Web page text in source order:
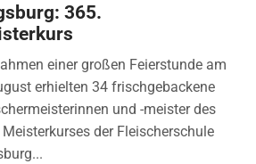
365.
einer großen Feierstunde am
erhielten 34 frischgebackene
und -meister des
der Fleischerschule